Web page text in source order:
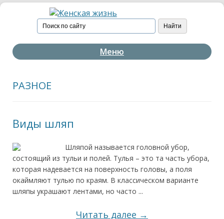
Меню
РАЗНОЕ
Виды шляп
Шляпой называется головной убор,
состоящий из тульи и полей. Тулья – это та часть убора,
которая надевается на поверхность головы, а поля
окаймляют тулью по краям. В классическом варианте
шляпы украшают лентами, но часто ...
Читать далее →